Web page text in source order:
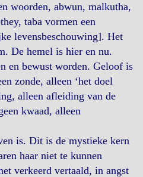
woorden, abwun, malkutha,
taba vormen een
levensbeschouwing]. Het
De hemel is hier en nu.
en bewust worden. Geloof is
zonde, alleen ‘het doel
alleen afleiding van de
kwaad, alleen
is. Dit is de mystieke kern
haar niet te kunnen
verkeerd vertaald, in angst